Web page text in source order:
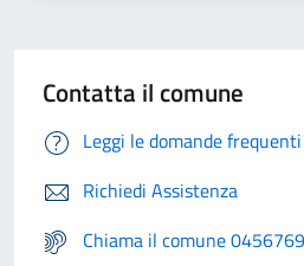
Contatta il comune
Leggi le domande frequenti
Richiedi Assistenza
Chiama il comune